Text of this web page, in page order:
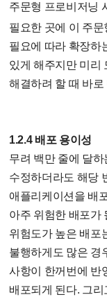
주문형 프로비저닝
필요한 곳에 이 주
필요에 따라 확장하
있게 해주지만 미리
해결하려 할 때 바
1.2.4 배포 용이성
무려 백만 줄에 달
수정하더라도 해당
애플리케이션을 배
아주 위험한 배포가
위험도가 높은 배포
불행하게도 많은 경
사항이 한꺼번에 반
배포되게 된다. 그